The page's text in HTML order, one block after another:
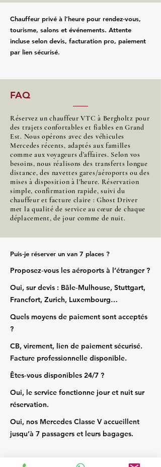
Chauffeur privé à l’heure pour rendez‑vous,
tourisme, salons et événements. Attente
incluse selon devis, facturation pro, paiement
par lien sécurisé.
FAQ
Réservez un chauffeur VTC à Bergholtz pour
des trajets confortables et fiables en Grand
Est. Nous opérons avec des véhicules
Mercedes récents, adaptés aux familles
comme aux voyageurs d’affaires. Selon vos
besoins, nous réalisons des transferts longue
distance, des navettes gares/aéroports ou des
mises à disposition à l’heure. Réservation
simple, confirmation rapide, suivi du
chauffeur et facture claire : Ghost Driver
met la qualité de service au cœur de chaque
déplacement, de jour comme de nuit.
Puis‑je réserver un van 7 places ?
Proposez‑vous les aéroports à l’étranger ?
Oui, sur devis : Bâle‑Mulhouse, Stuttgart,
Francfort, Zurich, Luxembourg…
Quels moyens de paiement sont acceptés
?
CB, virement, lien de paiement sécurisé.
Facture professionnelle disponible.
Êtes‑vous disponibles 24/7 ?
Oui, le service fonctionne jour et nuit sur
réservation.
Oui, nos Mercedes Classe V accueillent
jusqu’à 7 passagers et leurs bagages.